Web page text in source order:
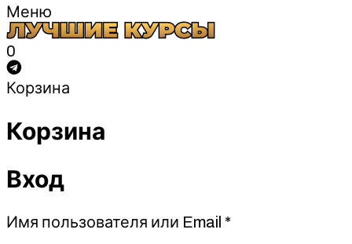
Меню
0
Корзина
Корзина
Вход
Имя пользователя или Email *Обязательно